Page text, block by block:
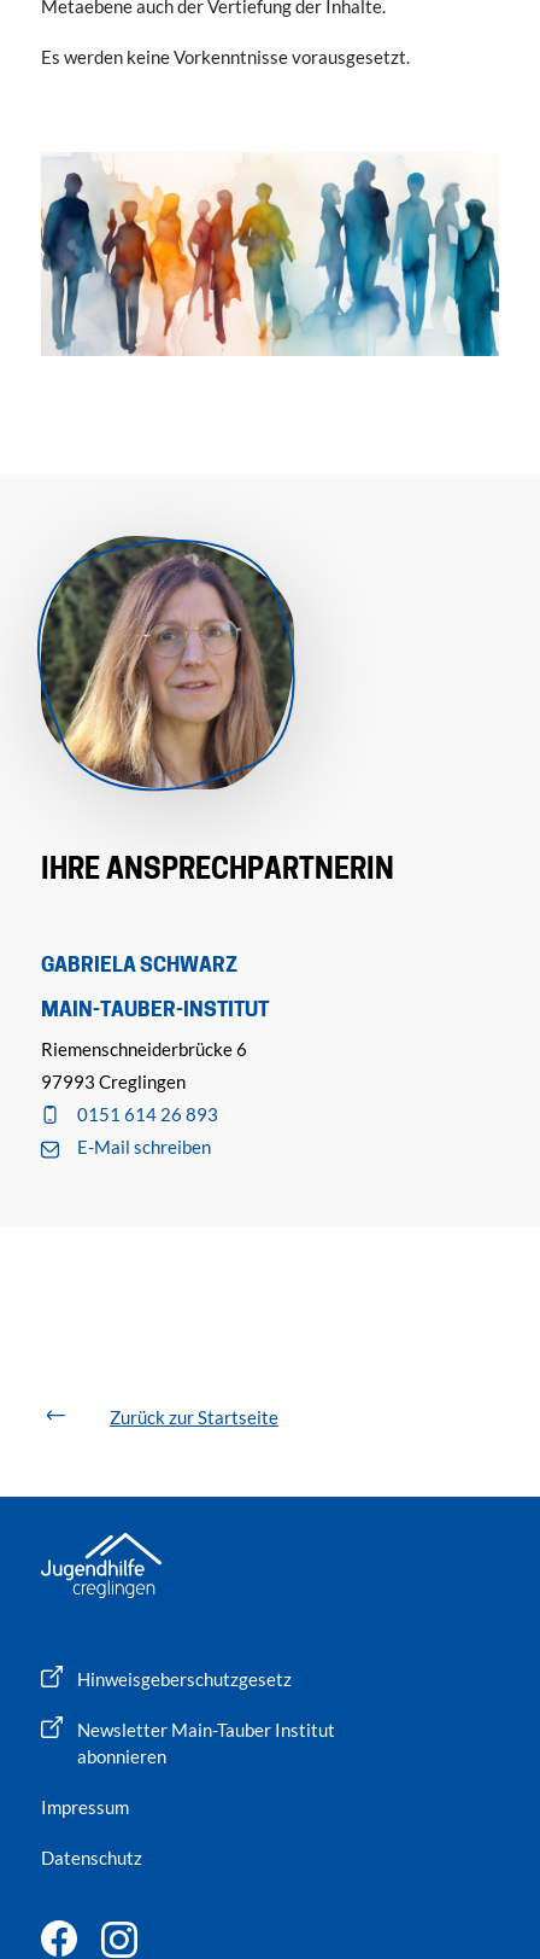
Metaebene auch der Vertiefung der Inhalte.
Es werden keine Vorkenntnisse vorausgesetzt.
IHRE ANSPRECHPARTNERIN
GABRIELA SCHWARZ
MAIN-TAUBER-INSTITUT
Riemenschneiderbrücke 6
97993 Creglingen
0151 614 26 893
E-Mail schreiben
Zurück zur Startseite
Hinweisgeberschutzgesetz
Newsletter Main-Tauber Institut
abonnieren
Impressum
Datenschutz